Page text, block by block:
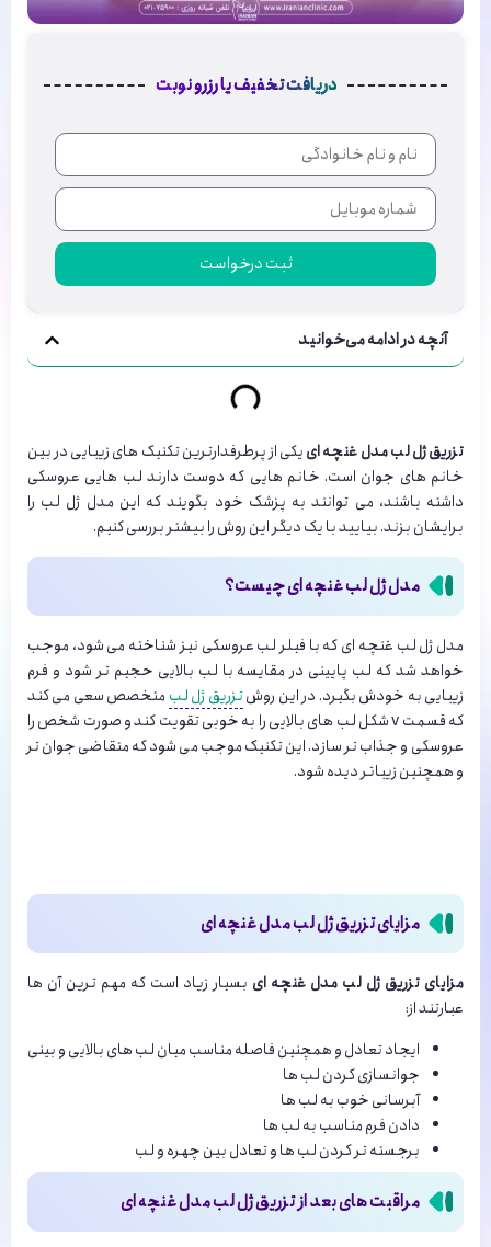
دریافت تخفیف یا رزرو نوبت
ثبت درخواست
آنچه در ادامه می‌خوانید
تزریق ژل لب مدل غنچه اییکی از پرطرفدارترین تکنیک های زیبایی در بین
خانم های جوان است. خانم هایی که دوست دارند لب هایی عروسکی
داشته باشند، می توانند به پزشک خود بگویند که این مدل ژل لب را
برایشان بزند. بیایید با یک دیگر این روش را بیشتر بررسی کنیم.
مدل ژل لب غنچه ای چیست؟
مدل ژل لب غنچه ای که با فیلر لب عروسکی نیز شناخته می‌ شود، موجب
خواهد شد که لب پایینی در مقایسه با لب بالایی حجیم‌ تر شود و فرم
زیبایی به خودش بگیرد. در این روشتزریق ژل لب متخصص سعی می‌ کند
که قسمت v شکل لب های بالایی را به خوبی تقویت کند و صورت شخص را
عروسکی و جذاب تر سازد. این تکنیک موجب می‌ شود که متقاضی جوان‌ تر
و همچنین زیباتر دیده شود.
مزایای تزریق ژل لب مدل غنچه ای
مزایای تزریق ژل لب مدل غنچه ای بسیار زیاد است که مهم ترین آن ها
عبارتند از:
ایجاد تعادل و همچنین فاصله مناسب میان لب های بالایی و بینی
جوانسازی کردن لب ها
آبرسانی خوب به لب ها
دادن فرم مناسب به لب ها
برجسته تر کردن لب ها و تعادل بین چهره و لب
مراقبت های بعد از تزریق ژل لب مدل غنچه ای